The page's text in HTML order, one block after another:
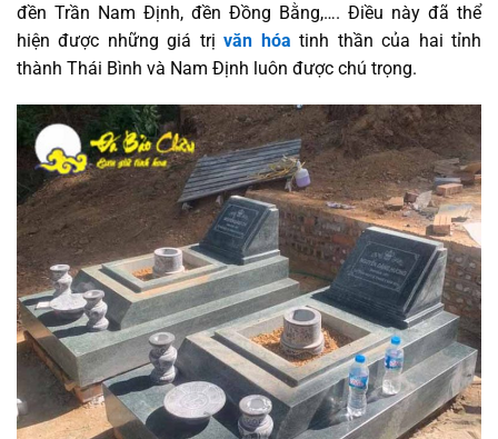
đền Trần Nam Định, đền Đồng Bằng,…. Điều này đã thể
hiện được những giá trịvăn hóa tinh thần của hai tỉnh
thành Thái Bình và Nam Định luôn được chú trọng.